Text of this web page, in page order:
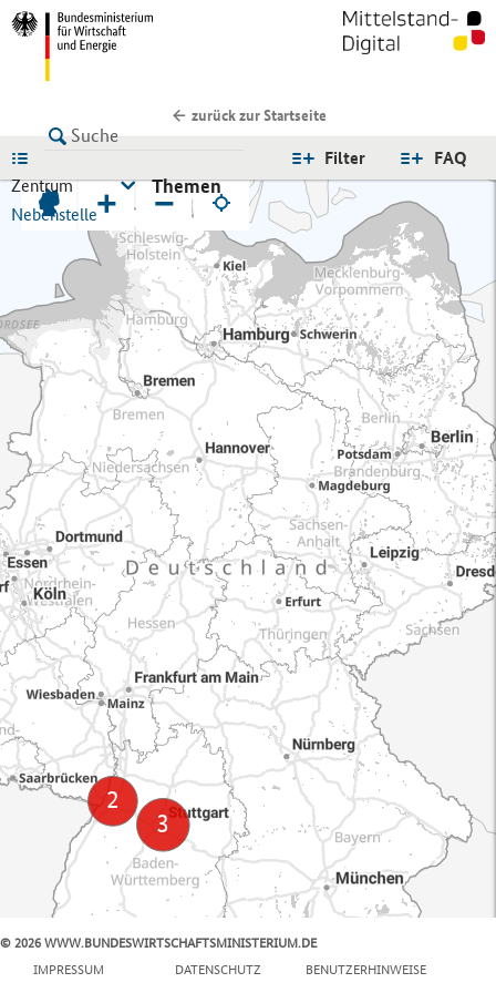
zurück zur Startseite
FAQ
Filter
Zentrum
Nebenstelle
Themen
+ −
© 2026 WWW.BUNDESWIRTSCHAFTSMINISTERIUM.DE
IMPRESSUM
DATENSCHUTZ BENUTZERHINWEISE